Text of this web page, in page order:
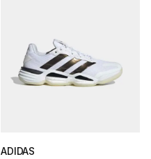
ADIDAS